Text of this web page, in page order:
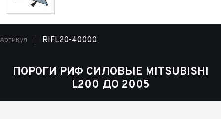
Артикул RIFL20-40000
ПОРОГИ РИФ СИЛОВЫЕ MITSUBISHI
L200 ДО 2005